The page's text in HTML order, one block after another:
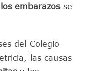
embarazosse
del Colegio
las causas